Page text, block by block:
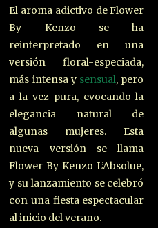
El aroma adictivo de Flower
By Kenzo se ha
reinterpretado en una
versión floral-especiada,
más intensa y sensual, pero
a la vez pura, evocando la
elegancia natural de
algunas mujeres. Esta
nueva versión se llama
Flower By Kenzo L’Absolue,
y su lanzamiento se celebró
con una fiesta espectacular
al inicio del verano.